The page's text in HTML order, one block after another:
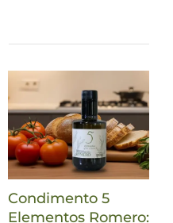
Condimento 5
Elementos Romero: